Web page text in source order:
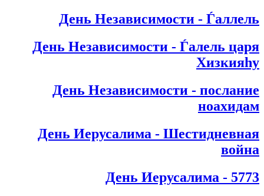
День Независимости - Ѓаллель
День Независимости - Ѓалель царя
Хизкияhу
День Независимости - послание
ноахидам
День Иерусалима - Шестидневная
война
День Иерусалима - 5773